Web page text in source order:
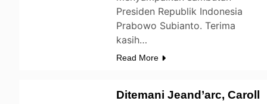
Presiden Republik Indonesia
Prabowo Subianto. Terima
kasih…
Read More
Ditemani Jeand’arc, Caroll